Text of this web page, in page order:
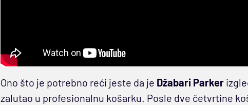
Ono što je potrebno reći jeste da je Džabari Parker
zalutao u profesionalnu košarku. Posle dve četvrtine